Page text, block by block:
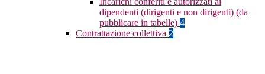
dipendenti (dirigenti e non dirigenti) (da
pubblicare in tabelle) 4
Contrattazione collettiva 2